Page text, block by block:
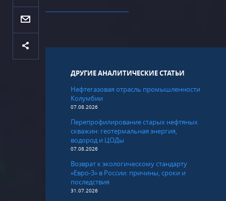
ДРУГИЕ АНАЛИТИЧЕСКИЕ СТАТЬИ
Нефтегазовая отрасль промышленности
Колумбии
07.08.2026
Перепрофилирование старых нефтяных
скважин: геотермальная энергия,
водород и ЦОДы
07.08.2026
Возврат к экологическому стандарту
«Евро-3» в России: причины, сроки и
последствия
31.07.2026